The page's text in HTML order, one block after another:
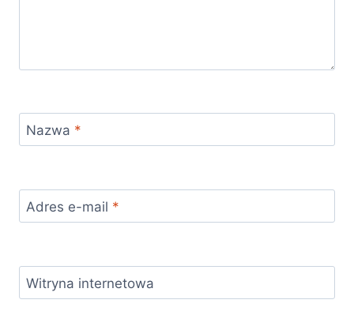
Nazwa *
Adres e-mail *
Witryna internetowa